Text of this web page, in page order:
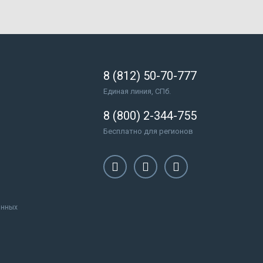
8 (812) 50-70-777
Единая линия, СПб.
8 (800) 2-344-755
Бесплатно для регионов